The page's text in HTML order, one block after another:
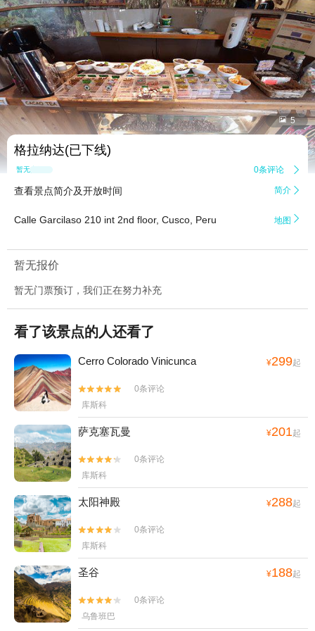
 5
格拉纳达(已下线)
暂无点评 0条评论 
查看景点简介及开放时间 简介 
Calle Garcilaso 210 int 2nd floor, Cusco, Peru 地图 
暂无报价
暂无门票预订，我们正在努力补充
看了该景点的人还看了
Cerro Colorado Vinicunca ¥299起


0条评论
库斯科
萨克塞瓦曼 ¥201起


0条评论
库斯科
太阳神殿 ¥288起


0条评论
库斯科
圣谷 ¥188起


0条评论
乌鲁班巴
